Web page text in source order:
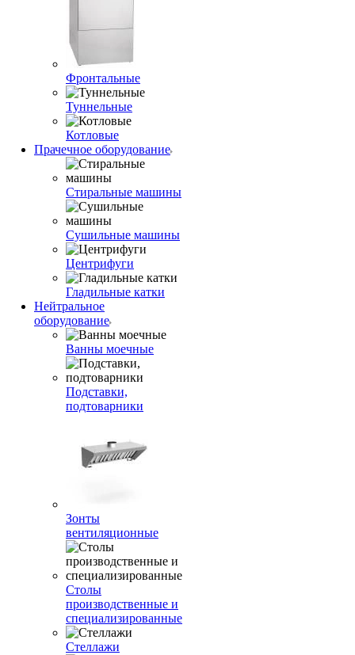
Фронтальные
Туннельные
Котловые
Прачечное оборудование
Стиральные машины
Сушильные машины
Центрифуги
Гладильные катки
Нейтральное
оборудование
Ванны моечные
Подставки,
подтоварники
Зонты
вентиляционные
Столы
производственные и
специализированные
Стеллажи